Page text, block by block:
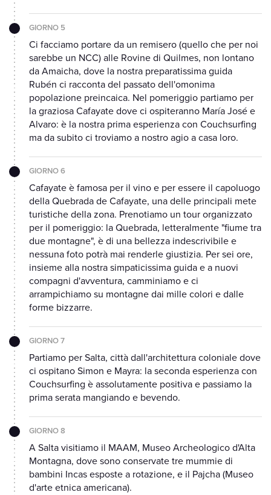
GIORNO 5
Ci facciamo portare da un remisero (quello che per noi
sarebbe un NCC) alle Rovine di Quilmes, non lontano
da Amaicha, dove la nostra preparatissima guida
Rubén ci racconta del passato dell'omonima
popolazione preincaica. Nel pomeriggio partiamo per
la graziosa Cafayate dove ci ospiteranno María José e
Alvaro: è la nostra prima esperienza con Couchsurfing
ma da subito ci troviamo a nostro agio a casa loro.
GIORNO 6
Cafayate è famosa per il vino e per essere il capoluogo
della Quebrada de Cafayate, una delle principali mete
turistiche della zona. Prenotiamo un tour organizzato
per il pomeriggio: la Quebrada, letteralmente "fiume tra
due montagne", è di una bellezza indescrivibile e
nessuna foto potrà mai renderle giustizia. Per sei ore,
insieme alla nostra simpaticissima guida e a nuovi
compagni d'avventura, camminiamo e ci
arrampichiamo su montagne dai mille colori e dalle
forme bizzarre.
GIORNO 7
Partiamo per Salta, città dall'architettura coloniale dove
ci ospitano Simon e Mayra: la seconda esperienza con
Couchsurfing è assolutamente positiva e passiamo la
prima serata mangiando e bevendo.
GIORNO 8
A Salta visitiamo il MAAM, Museo Archeologico d'Alta
Montagna, dove sono conservate tre mummie di
bambini Incas esposte a rotazione, e il Pajcha (Museo
d'arte etnica americana).